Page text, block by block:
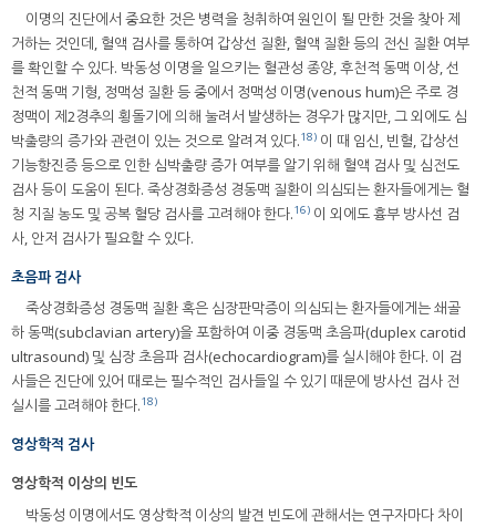
이명의 진단에서 중요한 것은 병력을 청취하여 원인이 될 만한 것을 찾아 제
거하는 것인데, 혈액 검사를 통하여 갑상선 질환, 혈액 질환 등의 전신 질환 여부
를 확인할 수 있다. 박동성 이명을 일으키는 혈관성 종양, 후천적 동맥 이상, 선
천적 동맥 기형, 정맥성 질환 등 중에서 정맥성 이명(venous hum)은 주로 경
정맥이 제2경추의 횡돌기에 의해 눌려서 발생하는 경우가 많지만, 그 외에도 심
박출량의 증가와 관련이 있는 것으로 알려져 있다.18) 이 때 임신, 빈혈, 갑상선
기능항진증 등으로 인한 심박출량 증가 여부를 알기 위해 혈액 검사 및 심전도
검사 등이 도움이 된다. 죽상경화증성 경동맥 질환이 의심되는 환자들에게는 혈
청 지질 농도 및 공복 혈당 검사를 고려해야 한다.16) 이 외에도 흉부 방사선 검
사, 안저 검사가 필요할 수 있다.
초음파 검사
죽상경화증성 경동맥 질환 혹은 심장판막증이 의심되는 환자들에게는 쇄골
하 동맥(subclavian artery)을 포함하여 이중 경동맥 초음파(duplex carotid
ultrasound) 및 심장 초음파 검사(echocardiogram)를 실시해야 한다. 이 검
사들은 진단에 있어 때로는 필수적인 검사들일 수 있기 때문에 방사선 검사 전
실시를 고려해야 한다.18)
영상학적 검사
영상학적 이상의 빈도
박동성 이명에서도 영상학적 이상의 발견 빈도에 관해서는 연구자마다 차이